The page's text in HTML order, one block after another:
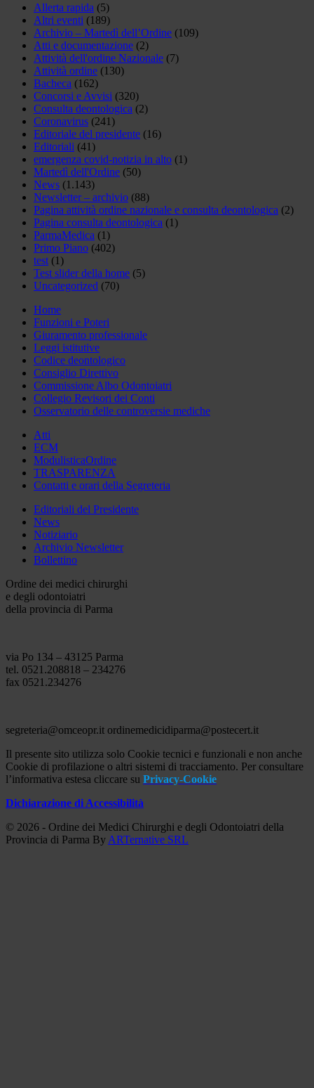
Allerta rapida (5)
Altri eventi (189)
Archivio – Martedì dell’Ordine (109)
Atti e documentazione (2)
Attività dell'ordine Nazionale (7)
Attività ordine (130)
Bacheca (162)
Concorsi e Avvisi (320)
Consulta deontologica (2)
Coronavirus (241)
Editoriale del presidente (16)
Editoriali (41)
emergenza covid-notizia in alto (1)
Martedì dell'Ordine (50)
News (1.143)
Newsletter – archivio (88)
Pagina attività ordine nazionale e consulta deontologica (2)
Pagina consulta deontologica (1)
ParmaMedica (1)
Primo Piano (402)
test (1)
Test slider della home (5)
Uncategorized (70)
Home
Funzioni e Poteri
Giuramento professionale
Leggi istitutive
Codice deontologico
Consiglio Direttivo
Commissione Albo Odontoiatri
Collegio Revisori dei Conti
Osservatorio delle controversie mediche
Atti
ECM
ModulisticaOrdine
TRASPARENZA
Contatti e orari della Segreteria
Editoriali del Presidente
News
Notiziario
Archivio Newsletter
Bollettino
Ordine dei medici chirurghi
e degli odontoiatri
della provincia di Parma
via Po 134 – 43125 Parma
tel. 0521.208818 – 234276
fax 0521.234276
segreteria@omceopr.it ordinemedicidiparma@postecert.it
Il presente sito utilizza solo Cookie tecnici e funzionali e non anche
Cookie di profilazione o altri sistemi di tracciamento. Per consultare
l’informativa estesa cliccare su Privacy-Cookie
Dichiarazione di Accessibilità
© 2026 - Ordine dei Medici Chirurghi e degli Odontoiatri della
Provincia di Parma ByARTernative SRL